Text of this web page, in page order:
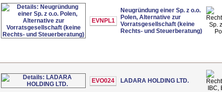
EVNPL1
Neugründung einer Sp. z o.o.
Polen, Alternative zur
Vorratsgesellschaft (keine
Rechts- und Steuerberatung)
Sp.
EVO024
LADARA HOLDING LTD.
IBC,